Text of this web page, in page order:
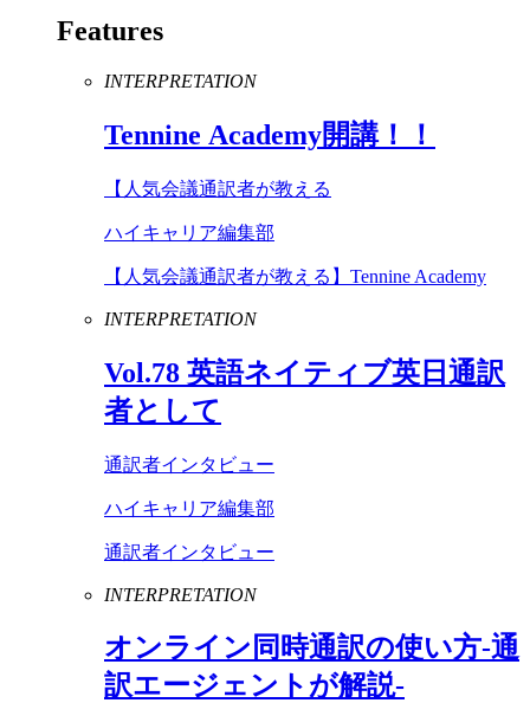
Features
INTERPRETATION
Tennine Academy開講！！
【人気会議通訳者が教える
ハイキャリア編集部
【人気会議通訳者が教える】Tennine Academy
INTERPRETATION
Vol.78 英語ネイティブ英日通訳
者として
通訳者インタビュー
ハイキャリア編集部
通訳者インタビュー
INTERPRETATION
オンライン同時通訳の使い方-通
訳エージェントが解説-